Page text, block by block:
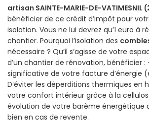
artisan SAINTE-MARIE-DE-VATIMESNIL
bénéficier de ce crédit d’impôt pour
isolation. Vous ne lui devrez qu’1 euro à
chantier. Pourquoi l’isolation des
nécessaire ? Qu’il s’agisse de votre
d’un chantier de rénovation, bénéficier :
significative de votre facture d’énergie
D’éviter les déperditions thermiques en
votre confort intérieur grâce à la
évolution de votre barème énergétique
bien en cas de revente.